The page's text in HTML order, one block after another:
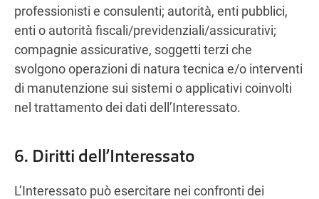
professionisti e consulenti; autorità, enti pubblici,
enti o autorità fiscali/previdenziali/assicurativi;
compagnie assicurative, soggetti terzi che
svolgono operazioni di natura tecnica e/o interventi
di manutenzione sui sistemi o applicativi coinvolti
nel trattamento dei dati dell’Interessato.
6. Diritti dell’Interessato
L’Interessato può esercitare nei confronti dei